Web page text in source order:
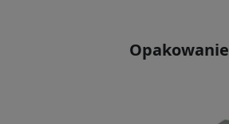
Opakowanie